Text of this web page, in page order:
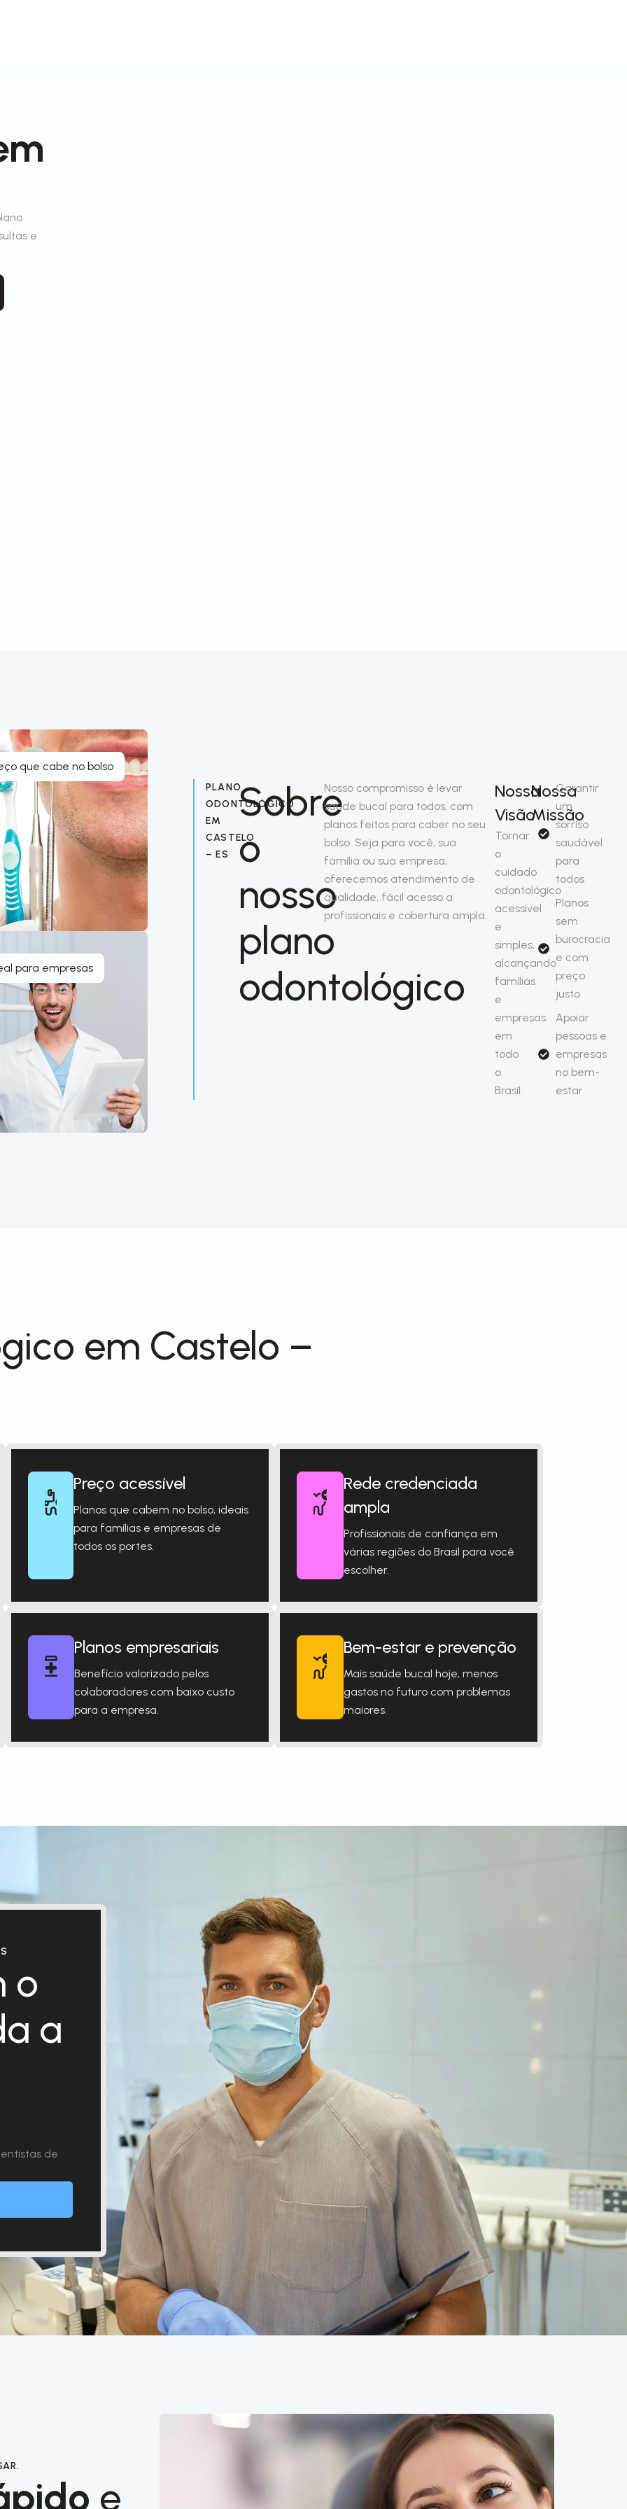
e
que cabe no bolso
para empresas
PLANO
ODONTOLÓGICO
EM
CASTELO
– ES
Sobre
o
nosso
plano
odontológico
Nosso compromisso é levar
saúde bucal para todos, com
planos feitos para caber no seu
bolso. Seja para você, sua
família ou sua empresa,
oferecemos atendimento de
qualidade, fácil acesso a
profissionais e cobertura ampla.
Nossa
Visão
Tornar
o
cuidado
odontológico
acessível
e
simples,
alcançando
famílias
e
empresas
em
todo
o
Brasil.
Nossa
Missão
Garantir
um
sorriso
saudável
para
todos
Planos
sem
burocracia
e com
preço
justo
Apoiar
pessoas e
empresas
no bem-
estar
em Castelo –
Preço acessível
Planos que cabem no bolso, ideais
para famílias e empresas de
todos os portes.
Rede credenciada
ampla
Profissionais de confiança em
várias regiões do Brasil para você
escolher.
Planos empresariais
Benefício valorizado pelos
colaboradores com baixo custo
para a empresa.
Bem-estar e prevenção
Mais saúde bucal hoje, menos
gastos no futuro com problemas
maiores.
o
a
de
e